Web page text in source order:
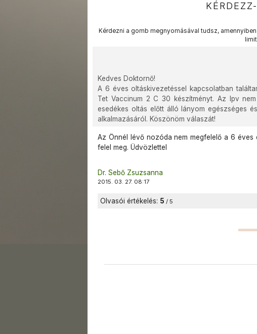
Kérdezni a gomb megnyomásával tudsz,
Kedves Doktornő!
A 6 éves oltáskivezetéssel kapcsolatban
Tet Vaccinum 2 C 30 készítményt. Az Ipv
esedékes oltás előtt álló lányom egészséges
alkalmazásáról. Köszönöm válaszát!
Az Önnél lévő nozóda nem megfelelő a 6 éves
felel meg. Üdvözlettel
Dr. Sebő Zsuzsanna
2015. 03. 27. 08:17
Olvasói értékelés: 5 / 5